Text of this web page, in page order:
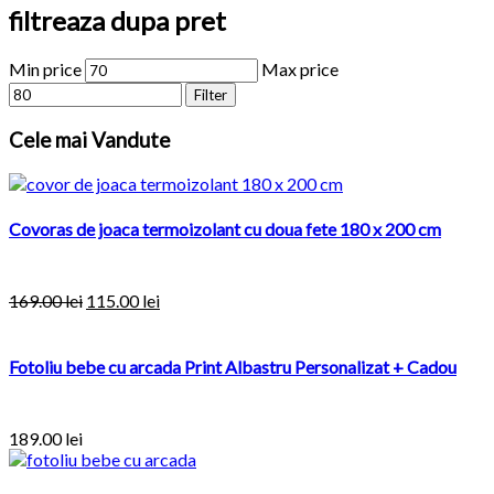
filtreaza dupa pret
Min price Max price
Filter
Celemai Vandute
Covoras de joaca termoizolant cu doua fete 180 x 200 cm
169.00lei 115.00lei
Fotoliu bebe cu arcada Print Albastru Personalizat + Cadou
189.00lei